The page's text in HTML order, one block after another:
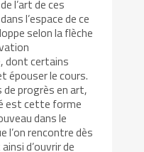
l’art de ces
l’espace de ce
selon la flèche
dont certains
épouser le cours.
de progrès en art,
est cette forme
dans le
l’on rencontre dès
d’ouvrir de